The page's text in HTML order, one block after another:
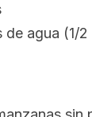
de agua (1/2